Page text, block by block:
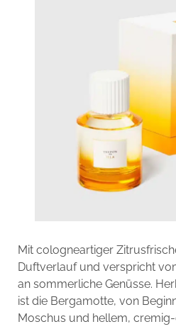
Mit cologneartiger
Duftverlauf und verspricht
an sommerliche Genüsse.
ist die Bergamotte, von
Moschus und hellem,